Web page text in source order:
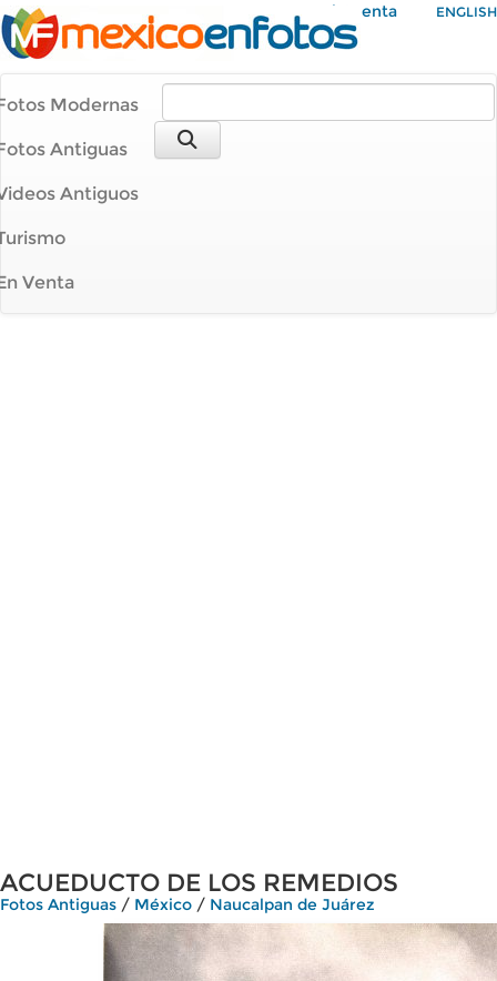
Mi Cuenta ENGLISH
Modernas
Antiguas
Antiguos
Venta
ACUEDUCTO DE LOS REMEDIOS
Fotos Antiguas / México / Naucalpan de Juárez